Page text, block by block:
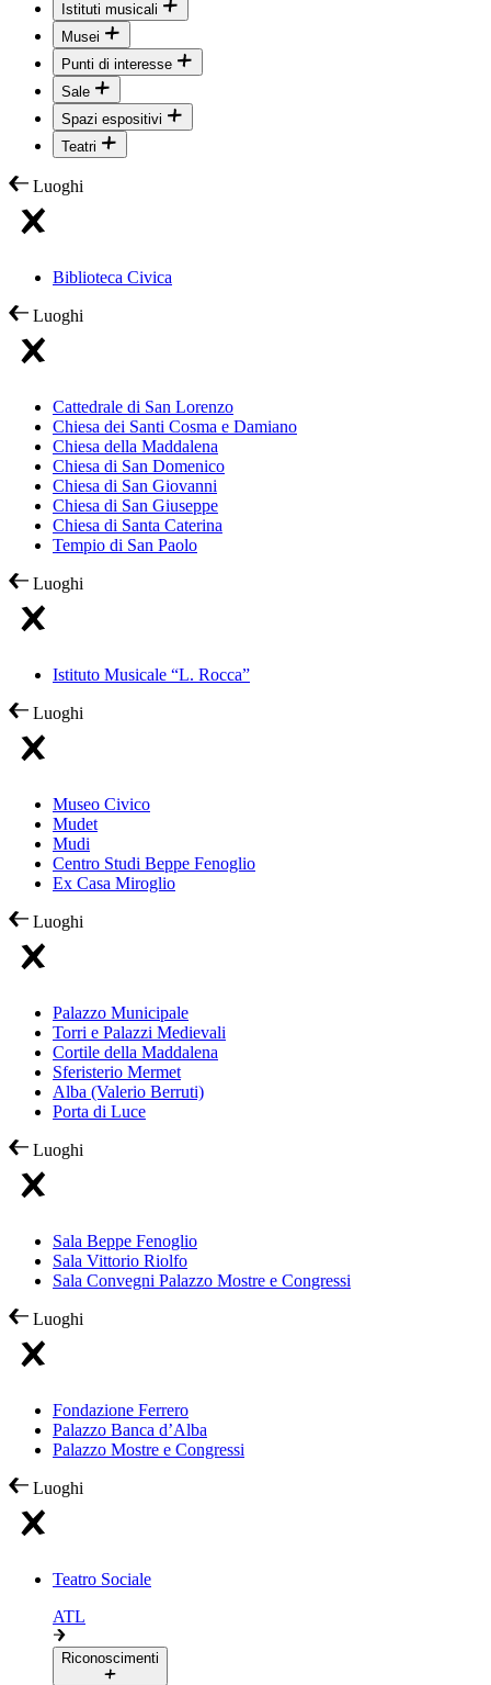
Istituti musicali
Musei
Punti di interesse
Sale
Spazi espositivi
Teatri
Luoghi
Biblioteca Civica
Luoghi
Cattedrale di San Lorenzo
Chiesa dei Santi Cosma e Damiano
Chiesa della Maddalena
Chiesa di San Domenico
Chiesa di San Giovanni
Chiesa di San Giuseppe
Chiesa di Santa Caterina
Tempio di San Paolo
Luoghi
Istituto Musicale “L. Rocca”
Luoghi
Museo Civico
Mudet
Mudi
Centro Studi Beppe Fenoglio
Ex Casa Miroglio
Luoghi
Palazzo Municipale
Torri e Palazzi Medievali
Cortile della Maddalena
Sferisterio Mermet
Alba (Valerio Berruti)
Porta di Luce
Luoghi
Sala Beppe Fenoglio
Sala Vittorio Riolfo
Sala Convegni Palazzo Mostre e Congressi
Luoghi
Fondazione Ferrero
Palazzo Banca d’Alba
Palazzo Mostre e Congressi
Luoghi
Teatro Sociale
ATL
Riconoscimenti